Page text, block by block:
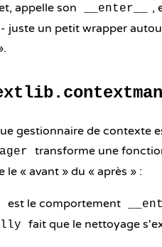
appelle son __enter__ ,
juste un petit wrapper
gestionnaire de contexte
transforme une
le « avant » du « après » :
est le comportement
fait que le nettoyage